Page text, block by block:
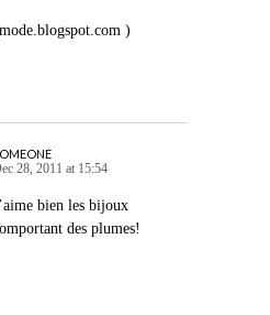
)
28, 2011 at 15:54
bien les bijoux
des plumes!